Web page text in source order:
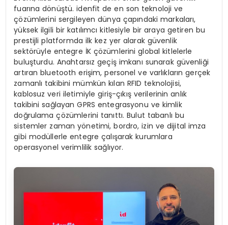
fuarına dönüştü. idenfit de en son teknoloji ve
çözümlerini sergileyen dünya çapındaki markaları,
yüksek ilgili bir katılımcı kitlesiyle bir araya getiren bu
prestijli platformda ilk kez yer alarak güvenlik
sektörüyle entegre İK çözümlerini global kitlelerle
buluşturdu. Anahtarsız geçiş imkanı sunarak güvenliği
artıran bluetooth erişim, personel ve varlıkların gerçek
zamanlı takibini mümkün kılan RFID teknolojisi,
kablosuz veri iletimiyle giriş-çıkış verilerinin anlık
takibini sağlayan GPRS entegrasyonu ve kimlik
doğrulama çözümlerini tanıttı. Bulut tabanlı bu
sistemler zaman yönetimi, bordro, izin ve dijital imza
gibi modüllerle entegre çalışarak kurumlara
operasyonel verimlilik sağlıyor.